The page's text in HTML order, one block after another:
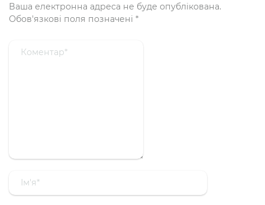
Ваша електронна адреса не буде опублікована.
Обов'язкові поля позначені *